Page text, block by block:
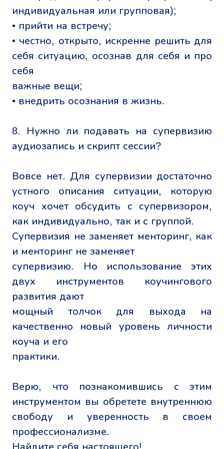
индивидуальная или групповая);
• прийти на встречу;
• честно, открыто, искренне решить для
себя ситуацию, осознав для себя и про
себя
важные вещи;
• внедрить осознания в жизнь.
8. Нужно ли подавать на супервизию
аудиозапись и скрипт сессии?
Вовсе нет. Для супервизии достаточно
устного описания ситуации, которую
коуч хочет обсудить с супервизором,
как индивидуально, так и с группой.
Супервизия не заменяет менторинг, как
и менторинг не заменяет
супервизию. Но использование этих
двух инструментов коучингового
развития дают
мощный толчок для выхода на
качественно новый уровень личности
коуча и его
практики.
Верю, что познакомившись с этим
инструментом вы обретете внутреннюю
свободу и уверенность в своем
профессионализме.
Найдите себя настоящего!